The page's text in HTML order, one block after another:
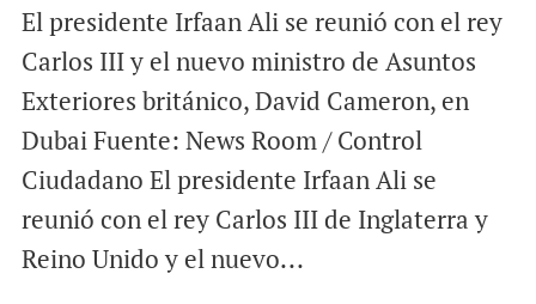
El presidente Irfaan Ali se reunió con el rey
Carlos III y el nuevo ministro de Asuntos
Exteriores británico, David Cameron, en
Dubai Fuente: News Room / Control
Ciudadano El presidente Irfaan Ali se
reunió con el rey Carlos III de Inglaterra y
Reino Unido y el nuevo...